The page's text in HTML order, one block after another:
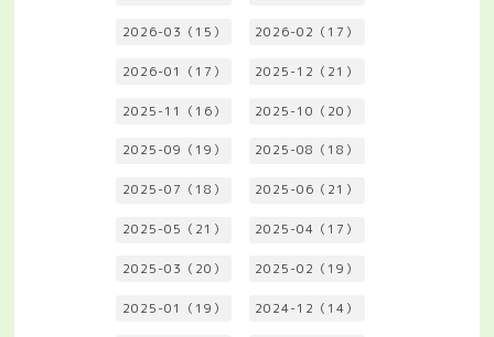
2026-03（15） 2026-02（17）
2026-01（17） 2025-12（21）
2025-11（16） 2025-10（20）
2025-09（19） 2025-08（18）
2025-07（18） 2025-06（21）
2025-05（21） 2025-04（17）
2025-03（20） 2025-02（19）
2025-01（19） 2024-12（14）